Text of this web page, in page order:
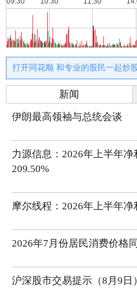
打开同花顺 和专业的股民一起炒
新闻
伊朗最高领袖与总统会谈
力源信息：2026年上半年净
209.50%
摩尔线程：2026年上半年净
2026年7月份居民消费价格
沪深股市交易提示（8月9日）